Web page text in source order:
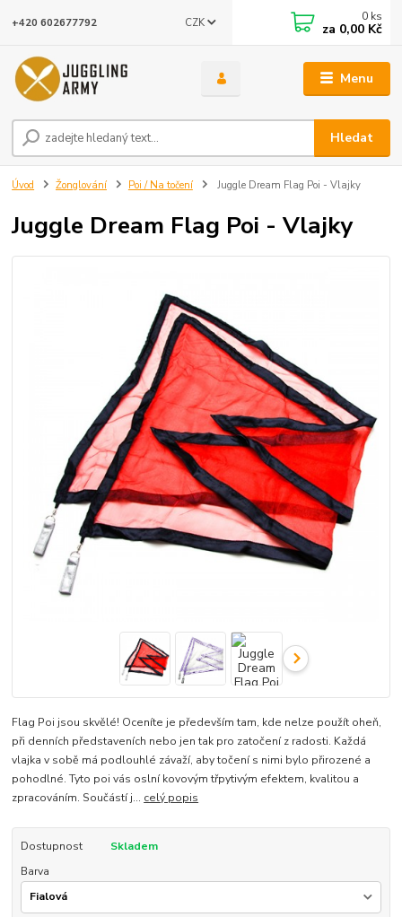
Menu
CZK
Hledat
+420 602677792 0 ks
za 0,00 Kč
Úvod Žonglování Poi / Na točení Juggle Dream Flag Poi - Vlajky
Juggle Dream Flag Poi - Vlajky
Flag Poi jsou skvělé! Oceníte je především tam, kde nelze použít oheň,
při denních představeních nebo jen tak pro zatočení z radosti. Každá
vlajka v sobě má podlouhlé závaží, aby točení s nimi bylo přirozené a
pohodlné. Tyto poi vás oslní kovovým třpytivým efektem, kvalitou a
zpracováním. Součástí j... celý popis
Dostupnost
Skladem
Barva